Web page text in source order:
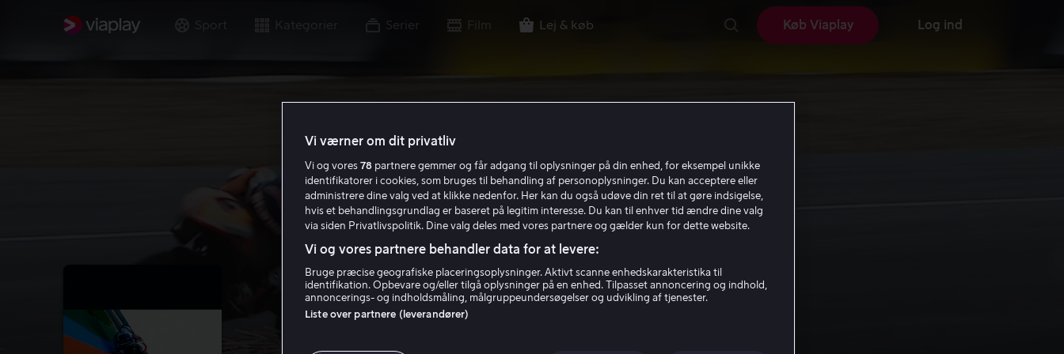
Sport Serier Film Lej & køb Køb Viaplay Log ind
Vi værner om dit privatliv
Vi og vores 78 partnere gemmer og får adgang til oplysninger på din enhed, for eksempel unikke
identifikatorer i cookies, som bruges til behandling af personoplysninger. Du kan acceptere eller
administrere dine valg ved at klikke nedenfor. Her kan du også udøve din ret til at gøre indsigelse,
hvis et behandlingsgrundlag er baseret på legitim interesse. Du kan til enhver tid ændre dine valg
via siden Privatlivspolitik. Dine valg deles med vores partnere og gælder kun for dette website.
Vi og vores partnere behandler data for at levere:
Bruge præcise geografiske placeringsoplysninger. Aktivt scanne enhedskarakteristika til
identifikation. Opbevare og/eller tilgå oplysninger på en enhed. Tilpasset annoncering og indhold,
annoncerings- og indholdsmåling, målgruppeundersøgelser og udvikling af tjenester.
Liste over partnere (leverandører)